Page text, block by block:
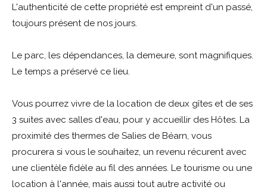
L'authenticité de cette propriété est empreint d'un passé,
toujours présent de nos jours.
Le parc, les dépendances, la demeure, sont magnifiques.
Le temps a préservé ce lieu.
Vous pourrez vivre de la location de deux gîtes et de ses
3 suites avec salles d'eau, pour y accueillir des Hôtes. La
proximité des thermes de Salies de Béarn, vous
procurera si vous le souhaitez, un revenu récurent avec
une clientèle fidèle au fil des années. Le tourisme ou une
location à l'année, mais aussi tout autre activité ou